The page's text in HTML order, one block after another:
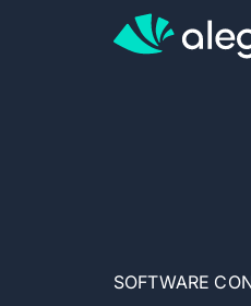
SOFTWARE